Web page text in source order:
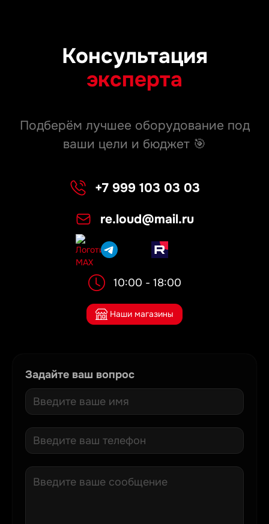
Консультация
эксперта
Подберём лучшее оборудование под
ваши цели и бюджет 🎯
+7 999 103 03 03
re.loud@mail.ru
10:00 - 18:00
Наши магазины
Задайте ваш вопрос